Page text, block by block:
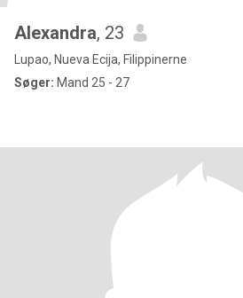
Alexandra, 23
Lupao, Nueva Ecija, Filippinerne
Søger: Mand 25 - 27